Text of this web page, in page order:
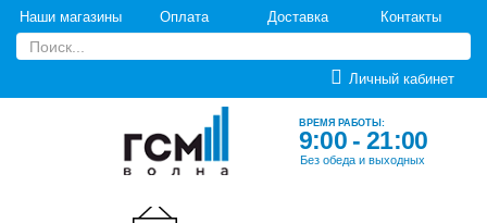
Наши магазины Оплата Доставка Контакты
Личный кабинет
ВРЕМЯ РАБОТЫ:
9:00 - 21:00
Без обеда и выходных